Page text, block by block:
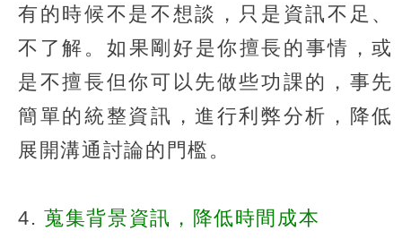
有的時候不是不想談，只是資訊不足、
不了解。​如果剛好是你擅長的事情，或
是不擅長但你可以先做些功課的，事先
簡單的統整資訊，進行利弊分析，降低
展開溝通討論的門檻。​
​4. 蒐集背景資訊，降低時間成本​